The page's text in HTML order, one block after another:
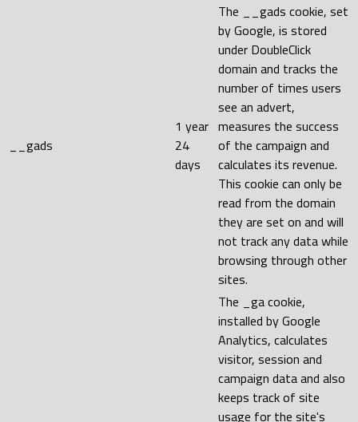
__gads
1 year
24
days
The __gads cookie, set
by Google, is stored
under DoubleClick
domain and tracks the
number of times users
see an advert,
measures the success
of the campaign and
calculates its revenue.
This cookie can only be
read from the domain
they are set on and will
not track any data while
browsing through other
sites.
The _ga cookie,
installed by Google
Analytics, calculates
visitor, session and
campaign data and also
keeps track of site
usage for the site's